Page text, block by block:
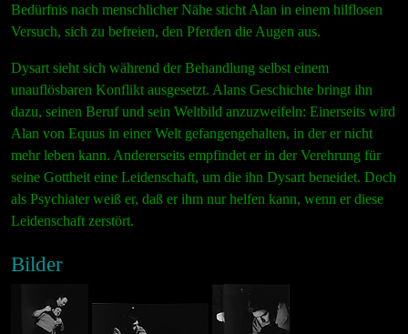
Bedürfnis nach menschlicher Nähe sticht Alan in einem hilflosen
Versuch, sich zu befreien, den Pferden die Augen aus.
Dysart sieht sich während der Behandlung selbst einem
unauflösbaren Konflikt ausgesetzt. Alans Geschichte bringt ihn
dazu, seinen Beruf und sein Weltbild anzuzweifeln: Einerseits wird
Alan von Equus in einer Welt gefangengehalten, in der er nicht
mehr leben kann. Andererseits empfindet er in der Verehrung für
seine Gottheit eine Leidenschaft, um die ihn Dysart beneidet. Doch
als Psychiater weiß er, daß er ihm nur helfen kann, wenn er diese
Leidenschaft zerstört.
Bilder